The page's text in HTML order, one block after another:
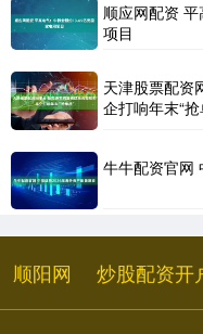
顺应网配资
项目
天津股票配资
企打响年末“抢
牛牛配资官网
顺阳网 炒股配资开